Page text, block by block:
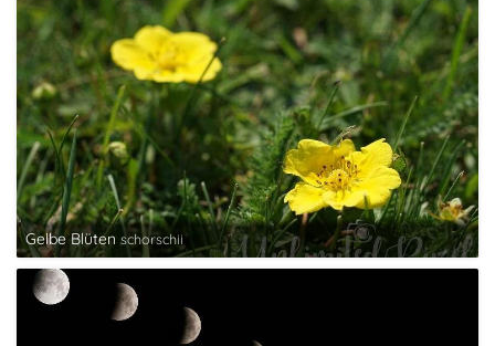
Gelbe Blüten schorschii